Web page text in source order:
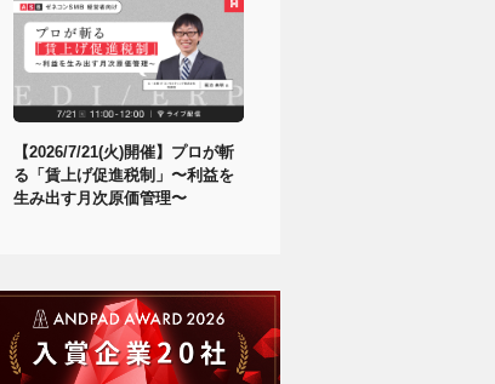
【2026/7/21(火)開催】プロが斬
る「賃上げ促進税制」〜利益を
生み出す月次原価管理〜